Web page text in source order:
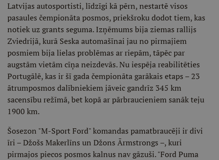
Latvijas autosportisti, līdzīgi kā pērn, nestartē visos
pasaules čempionāta posmos, priekšroku dodot tiem, kas
notiek uz grants seguma. Izņēmums bija ziemas rallijs
Zviedrijā, kurā Seska automašīnai jau no pirmajiem
posmiem bija lielas problēmas ar riepām, tāpēc par
augstām vietām cīņa neizdevās. Nu iespēja reabilitēties
Portugālē, kas ir šī gada čempionāta garākais etaps – 23
ātrumposmos dalībniekiem jāveic gandrīz 345 km
sacensību režīmā, bet kopā ar pārbraucieniem sanāk teju
1900 km.
Šosezon "M-Sport Ford" komandas pamatbraucēji ir divi
īri – Džošs Makerlīns un Džons Ārmstrongs –, kuri
pirmajos piecos posmos kalnus nav gāzuši. "Ford Puma